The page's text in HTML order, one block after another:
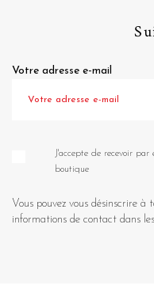
Votre adresse e-mail
J'accepte de recevoir
boutique
Vous pouvez vous désinscrire
informations de contact dans